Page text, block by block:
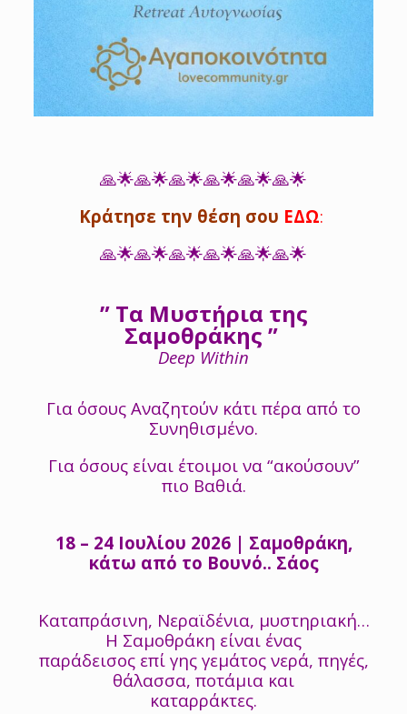
🙏🌟🙏🌟🙏🌟🙏🌟🙏🌟🙏🌟
Κράτησε την θέση σου ΕΔΩ:
🙏🌟🙏🌟🙏🌟🙏🌟🙏🌟🙏🌟
” Τα Μυστήρια της
Σαμοθράκης ”
Deep Within
Για όσους Αναζητούν κάτι πέρα από το
Συνηθισμένο.
Για όσους είναι έτοιμοι να “ακούσουν”
πιο Βαθιά.
18 – 24 Ιουλίου 2026 | Σαμοθράκη,
κάτω από το Βουνό.. Σάος
Καταπράσινη, Νεραϊδένια, μυστηριακή…
Η Σαμοθράκη είναι ένας
παράδεισος επί γης γεμάτος νερά, πηγές,
θάλασσα, ποτάμια και
καταρράκτες.